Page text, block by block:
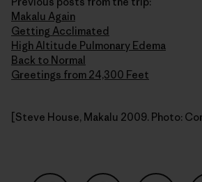
Makalu Again
Getting Acclimated
High Altitude Pulmonary Edema
Back to Normal
Greetings from 24,300 Feet
[Steve House, Makalu 2009. Photo: